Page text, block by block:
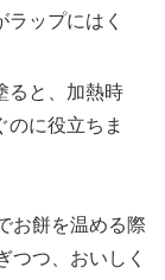
ップにはく
ると、加熱時
のに役立ちま
お餅を温める際
つつ、おいしく